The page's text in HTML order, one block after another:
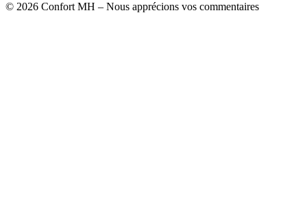
© 2026 Confort MH – Nous apprécions vos commentaires